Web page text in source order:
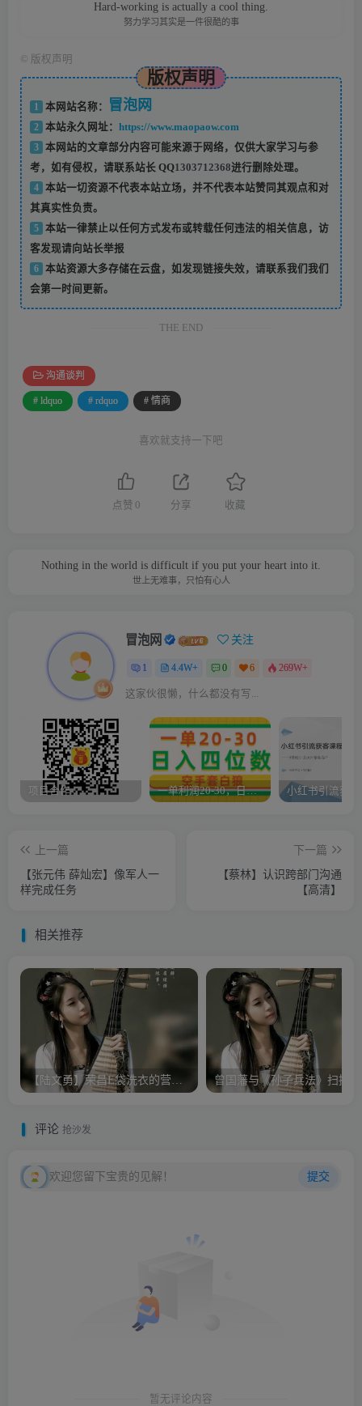
Hard-working is actually a cool thing.
努力学习其实是一件很酷的事
版权声明
版权声明
1 本网站名称： 冒泡网
2 本站永久网址： https://www.maopaow.com
3
本网站的文章部分内容可能来源于网络，仅供大家学习与参
考，如有侵权，请联系站长 QQ1303712368进行删除处理。
4
本站一切资源不代表本站立场，并不代表本站赞同其观点和对
其真实性负责。
5
本站一律禁止以任何方式发布或转载任何违法的相关信息，访
客发现请向站长举报
6
本站资源大多存储在云盘，如发现链接失效，请联系我们我们
会第一时间更新。
THE END
沟通谈判
# ldquo # rdquo # 情商
喜欢就支持一下吧
点赞 0 分享 收藏
Nothing in the world is difficult if you put your heart into it.
世上无难事，只怕有心人
冒泡网 关注
1 4.4W+ 0 6 269W+
这家伙很懒，什么都没有写...
项目合作 一单利润20-30，日入四位数，空手套白狼，只要做就能赚，简单无套路
上一篇
【张元伟 薛灿宏】像军人一
样完成任务
下一篇
【蔡林】认识跨部门沟通
【高清】
相关推荐
评论 抢沙发
欢迎您留下宝贵的见解！ 提交
暂无评论内容